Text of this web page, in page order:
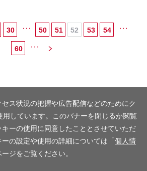
30 50 51 52 53 54
60
ス状況の把握や広告配信などのためにク
用しています。このバナーを閉じるか閲覧
ーの使用に同意したこととさせていただ
の設定や使用の詳細については「個人情
ージをご覧ください。